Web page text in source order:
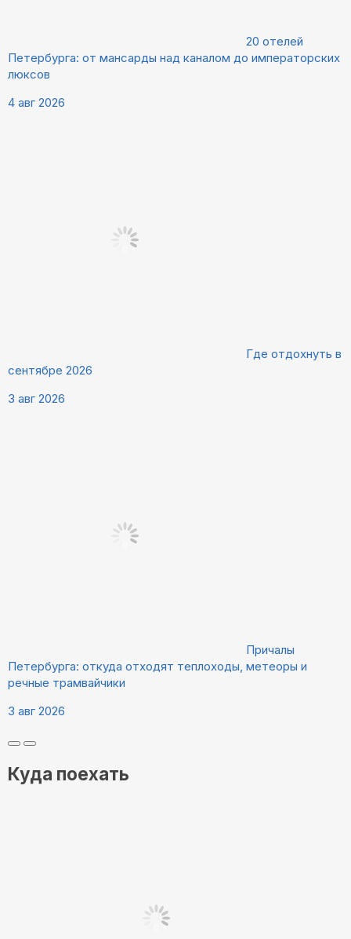
20 отелей
Петербурга: от мансарды над каналом до императорских
люксов
4 авг 2026
Где отдохнуть в
сентябре 2026
3 авг 2026
Причалы
Петербурга: откуда отходят теплоходы, метеоры и
речные трамвайчики
3 авг 2026
Куда поехать